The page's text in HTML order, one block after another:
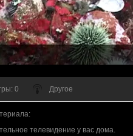
: 0 Другое
:
телевидение у вас дома.